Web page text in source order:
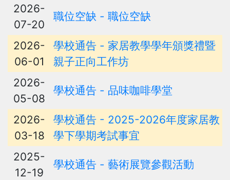
2026-
07-20
職位空缺 - 職位空缺
2026-
06-01
學校通告 - 家居教學學年頒獎禮暨
親子正向工作坊
2026-
05-08
學校通告 - 品味咖啡學堂
2026-
03-18
學校通告 - 2025-2026年度家居教
學下學期考試事宜
2025-
12-19
學校通告 - 藝術展覽參觀活動